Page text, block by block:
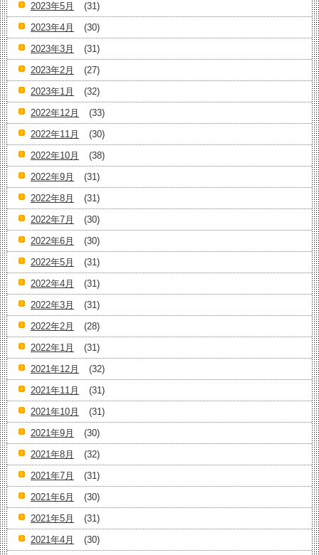
2023年5月
(31)
2023年4月
(30)
2023年3月
(31)
2023年2月
(27)
2023年1月
(32)
2022年12月
(33)
2022年11月
(30)
2022年10月
(38)
2022年9月
(31)
2022年8月
(31)
2022年7月
(30)
2022年6月
(30)
2022年5月
(31)
2022年4月
(31)
2022年3月
(31)
2022年2月
(28)
2022年1月
(31)
2021年12月
(32)
2021年11月
(31)
2021年10月
(31)
2021年9月
(30)
2021年8月
(32)
2021年7月
(31)
2021年6月
(30)
2021年5月
(31)
2021年4月
(30)